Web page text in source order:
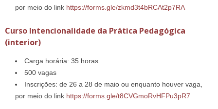
por meio do link https://forms.gle/zkmd3t4bRCAt2p7RA
Curso Intencionalidade da Prática Pedagógica
(interior)
Carga horária: 35 horas
500 vagas
Inscrições: de 26 a 28 de maio ou enquanto houver vaga,
por meio do link https://forms.gle/t8CVGmoRvHFPu3pR7